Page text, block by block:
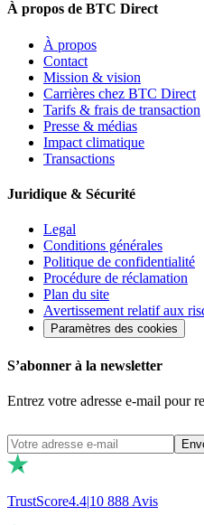
À propos de BTC Direct
À propos
Contact
Mission & vision
Carrières chez BTC Direct
Tarifs & frais de transaction
Presse & médias
Impact climatique
Transactions
Juridique & Sécurité
Legal
Conditions générales
Politique de confidentialité
Procédure de réclamation
Plan du site
Avertissement relatif aux
Paramètres des cookies
S’abonner à la newsletter
Entrez votre adresse e-mail pour
TrustScore4.4|10 888 Avis